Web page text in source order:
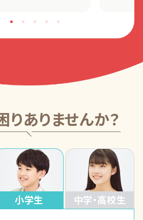
りありませんか？
小学生 中学・高校生